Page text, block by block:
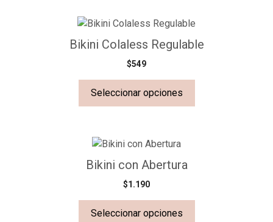
Bikini Colaless Regulable
$549
Seleccionar opciones
Bikini con Abertura
$1.190
Seleccionar opciones